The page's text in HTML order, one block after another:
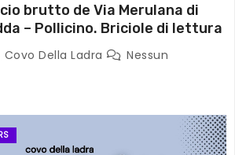
brutto de Via Merulana di
– Pollicino. Briciole di lettura
Covo Della Ladra
Nessun